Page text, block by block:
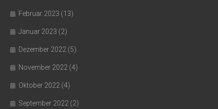
Februar 2023 (13)
Januar 2023 (2)
Dezember 2022 (5)
November 2022 (4)
Oktober 2022 (4)
September 2022 (2)